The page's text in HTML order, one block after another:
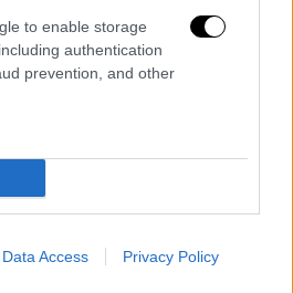
to enable storage
authentication
prevention, and other
Data Access Privacy Policy